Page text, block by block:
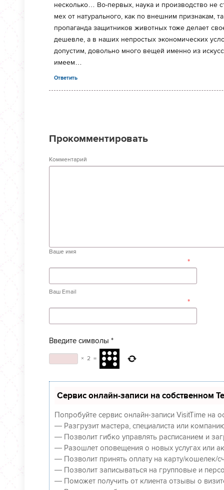
несколько… Во-первых, наука и производство не
мех от натурального, как по внешним признакам,
пропаганда защитников животных тоже делает
дешевле, а в наших непростых экономических
допустим, довольно много вещей именно из
имеем…
Ответить
Прокомментировать
Комментарий
Ваше имя
*
Ваш Email
*
Введите символы *
× 2 =
Сервис онлайн-записи на собственном
Попробуйте сервис онлайн-записи VisitTime на
— Разгрузит мастера, специалиста или
— Позволит гибко управлять расписанием и
— Разошлет оповещения о новых услугах или
— Позволит принять оплату на карту/кошелек/
— Позволит записываться на групповые и
— Поможет получить от клиента отзывы о